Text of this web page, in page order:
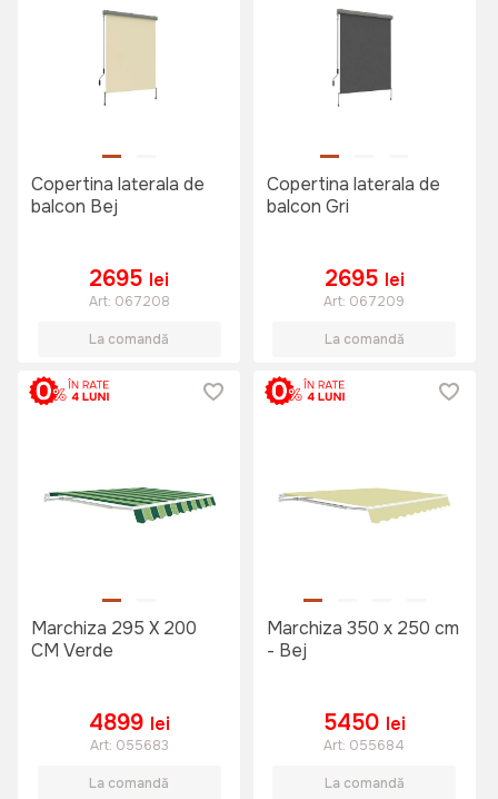
Copertina laterala de
balcon Bej
2695 lei
Art: 067208
La comandă
Copertina laterala de
balcon Gri
2695 lei
Art: 067209
La comandă
Marchiza 295 X 200
CM Verde
4899 lei
Art: 055683
La comandă
Marchiza 350 x 250 cm
- Bej
5450 lei
Art: 055684
La comandă